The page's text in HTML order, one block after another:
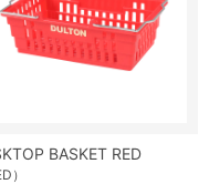
BASKET RED
）